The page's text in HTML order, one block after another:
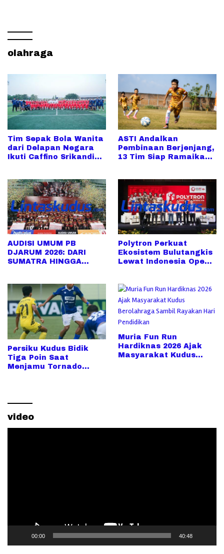
olahraga
Tim Sepak Bola Wanita
dari Delapan Negara
Ikuti Caffino Srikandi
ASTI Andalkan
Pembinaan Berjenjang,
13 Tim Siap Ramaikan
AUDISI UMUM PB
DJARUM 2026: DARI
SUMATRA HINGGA
SUPER MAKIN MELUAS
Polytron Perkuat
Ekosistem Bulutangkis
Lewat Indonesia Open
Persiku Kudus Bidik
Tiga Poin Saat
Menjamu Tornado
Muria Fun Run
Hardiknas 2026 Ajak
Masyarakat Kudus
video
00:00 40:48